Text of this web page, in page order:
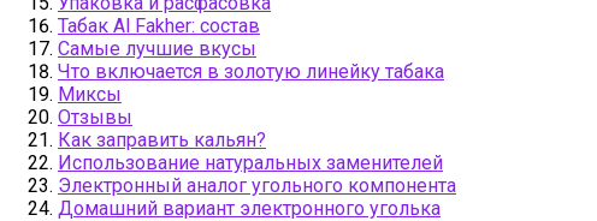
Табак Al Fakher: состав
Самые лучшие вкусы
Что включается в золотую линейку табака
Миксы
Отзывы
Как заправить кальян?
Использование натуральных заменителей
Электронный аналог угольного компонента
Домашний вариант электронного уголька